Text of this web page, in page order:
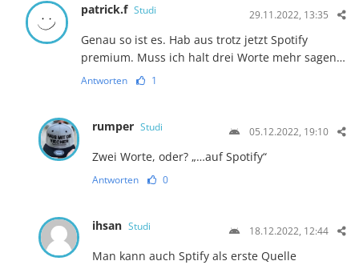
patrick.f Studi 29.11.2022, 13:35
Genau so ist es. Hab aus trotz jetzt Spotify
premium. Muss ich halt drei Worte mehr sagen…
Antworten 1
rumper Studi 05.12.2022, 19:10
Zwei Worte, oder? „…auf Spotify“
Antworten 0
ihsan Studi 18.12.2022, 12:44
Man kann auch Sptify als erste Quelle